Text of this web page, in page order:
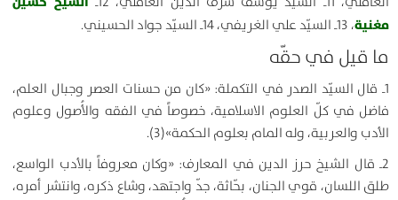
مغنية، 13ـ السيّد علي الغريفي، 14ـ السيّد جواد الحسيني.
ما قيل في حقّه
1ـ قال السيّد الصدر في التكملة: «كان من حسنات العصر وجبال العلم،
فاضل في كلّ العلوم الاسلامية، خصوصاً في الفقه والأُصول وعلوم
الأدب والعربية، وله المام بعلوم الحكمة»(3).
2ـ قال الشيخ حرز الدين في المعارف: «وكان معروفاً بالأدب الواسع،
طلق اللسان، قوي الجنان، بحّاثة، جدّ واجتهد، وشاع ذكره، وانتشر أمره،